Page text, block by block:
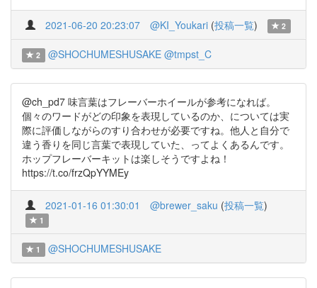
2021-06-20 20:23:07 @KI_Youkari (投稿一覧) 2
2 @SHOCHUMESHUSAKE @tmpst_C
@ch_pd7 味言葉はフレーバーホイールが参考になれば。
個々のワードがどの印象を表現しているのか、については実
際に評価しながらのすり合わせが必要ですね。他人と自分で
違う香りを同じ言葉で表現していた、ってよくあるんです。
ホップフレーバーキットは楽しそうですよね！
https://t.co/frzQpYYMEy
2021-01-16 01:30:01 @brewer_saku (投稿一覧)
1
1 @SHOCHUMESHUSAKE